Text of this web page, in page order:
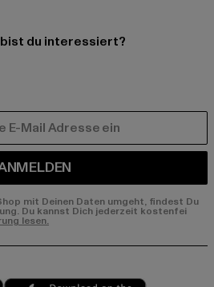
du interessiert?
mit Deinen Daten umgeht, findest Du
Du kannst Dich jederzeit kostenfei
lesen.